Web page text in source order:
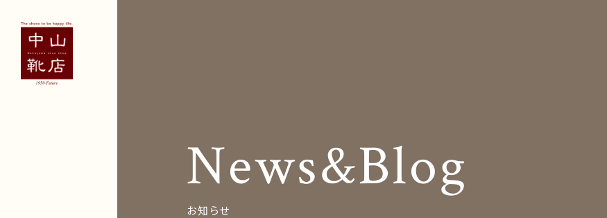
News&Blog お知らせ
Recruit 採用情報 Business trip
News&Blog
お知らせ